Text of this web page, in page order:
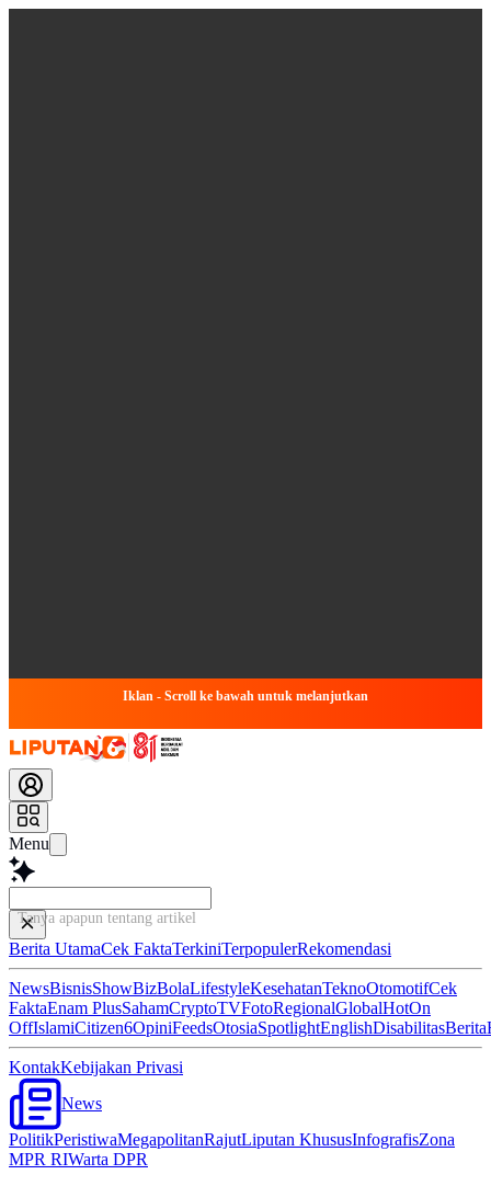
Iklan - Scroll ke bawah untuk melanjutkan
Menu
Tanya apapun tentang artikel ini...
Berita UtamaCek FaktaTerkiniTerpopulerRekomendasi
NewsBisnisShowBizBolaLifestyleKesehatanTeknoOtomotifCek
FaktaEnam PlusSahamCryptoTVFotoRegionalGlobalHotOn
OffIslamiCitizen6OpiniFeedsOtosiaSpotlightEnglishDisabilitasBerita
KontakKebijakan Privasi
News
PolitikPeristiwaMegapolitanRajutLiputan KhususInfografisZona
MPR RIWarta DPR